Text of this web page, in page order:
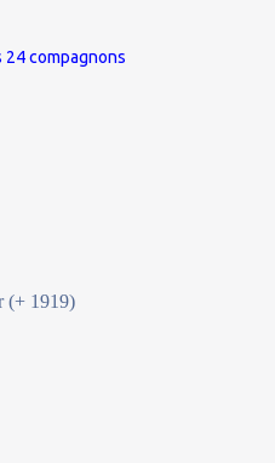
24 compagnons
(+ 1919)